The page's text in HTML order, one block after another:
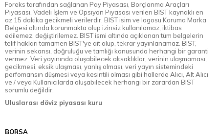
Foreks tarafından sağlanan Pay Piyasası, Borçlanma Araçları
Piyasası, Vadeli İşlem ve Opsiyon Piyasası verileri BIST kaynaklı en
az 15 dakika gecikmeli verilerdir. BIST isim ve logosu Koruma Marka
Belgesi altında korunmakta olup izinsiz kullanılamaz, iktibas
edilemez, değiştirilemez. BIST ismi altında açıklanan tüm belgelerin
telif hakları tamamen BIST'ye ait olup, tekrar yayınlanamaz. BIST,
verinin sekansı, doğruluğu ve tamlığı konusunda herhangi bir garanti
vermez. Veri yayınında oluşabilecek aksaklıklar, verinin ulaşmaması,
gecikmesi, eksik ulaşması, yanlış olması, veri yayın sistemindeki
perfomansın düşmesi veya kesintili olması gibi hallerde Alıcı, Alt Alıcı
ve / veya Kullanıcılarda oluşabilecek herhangi bir zarardan BIST
sorumlu değildir.
Uluslarası döviz piyasası kuru
BORSA